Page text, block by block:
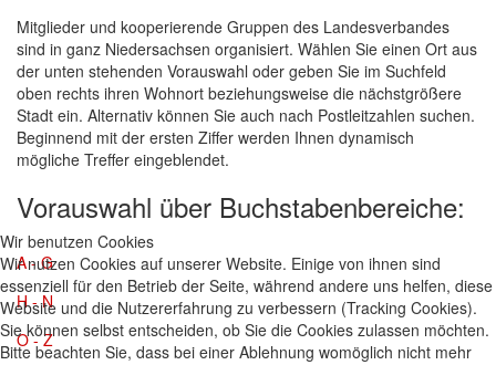
Mitglieder und kooperierende Gruppen des Landesverbandes
sind in ganz Niedersachsen organisiert. Wählen Sie einen Ort aus
der unten stehenden Vorauswahl oder geben Sie im Suchfeld
oben rechts ihren Wohnort beziehungsweise die nächstgrößere
Stadt ein. Alternativ können Sie auch nach Postleitzahlen suchen.
Beginnend mit der ersten Ziffer werden Ihnen dynamisch
mögliche Treffer eingeblendet.
Vorauswahl über Buchstabenbereiche:
A - G
H - N
O - Z
Wir benutzen Cookies
Wir nutzen Cookies auf unserer Website. Einige von ihnen sind
essenziell für den Betrieb der Seite, während andere uns helfen, diese
Website und die Nutzererfahrung zu verbessern (Tracking Cookies).
Sie können selbst entscheiden, ob Sie die Cookies zulassen möchten.
Bitte beachten Sie, dass bei einer Ablehnung womöglich nicht mehr